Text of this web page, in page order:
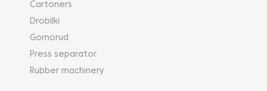
Cartoners
Drobilki
Gornorud
Press separator
Rubber machinery